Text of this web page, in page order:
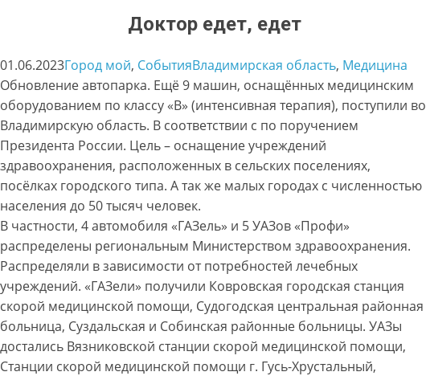
Доктор едет, едет
01.06.2023Город мой, СобытияВладимирская область, Медицина
Обновление автопарка. Ещё 9 машин, оснащённых медицинским
оборудованием по классу «В» (интенсивная терапия), поступили во
Владимирскую область. В соответствии с по поручением
Президента России. Цель – оснащение учреждений
здравоохранения, расположенных в сельских поселениях,
посёлках городского типа. А так же малых городах с численностью
населения до 50 тысяч человек.
В частности, 4 автомобиля «ГАЗель» и 5 УАЗов «Профи»
распределены региональным Министерством здравоохранения.
Распределяли в зависимости от потребностей лечебных
учреждений. «ГАЗели» получили Ковровская городская станция
скорой медицинской помощи, Судогодская центральная районная
больница, Суздальская и Собинская районные больницы. УАЗы
достались Вязниковской станции скорой медицинской помощи,
Станции скорой медицинской помощи г. Гусь-Хрустальный,